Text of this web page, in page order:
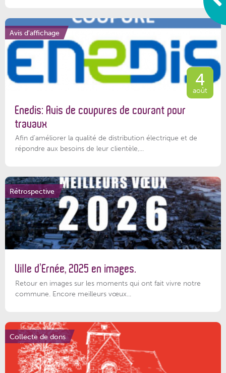
Avis d'affichage
4
août
Enedis: Avis de coupures de courant pour
travaux
Afin d’améliorer la qualité de distribution électrique et de
répondre aux besoins de leur clientèle,...
Rétrospective
Ville d’Ernée, 2025 en images.
Retour en images sur les moments qui ont fait vivre notre
commune. Encore meilleurs vœux...
Collecte de dons